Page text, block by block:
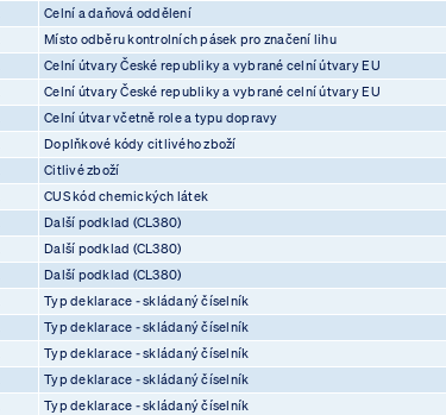
Celní a daňová oddělení
Místo odběru kontrolních pásek pro značení lihu
Celní útvary České republiky a vybrané celní útvary EU
Celní útvary České republiky a vybrané celní útvary EU
Celní útvar včetně role a typu dopravy
Doplňkové kódy citlivého zboží
Citlivé zboží
CUS kód chemických látek
Další podklad (CL380)
Další podklad (CL380)
Další podklad (CL380)
Typ deklarace - skládaný číselník
Typ deklarace - skládaný číselník
Typ deklarace - skládaný číselník
Typ deklarace - skládaný číselník
Typ deklarace - skládaný číselník